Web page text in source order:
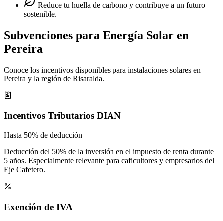
Reduce tu huella de carbono y contribuye a un futuro
sostenible.
Subvenciones para Energía Solar en
Pereira
Conoce los incentivos disponibles para instalaciones solares en
Pereira y la región de Risaralda.
Incentivos Tributarios DIAN
Hasta 50% de deducción
Deducción del 50% de la inversión en el impuesto de renta durante
5 años. Especialmente relevante para caficultores y empresarios del
Eje Cafetero.
Exención de IVA